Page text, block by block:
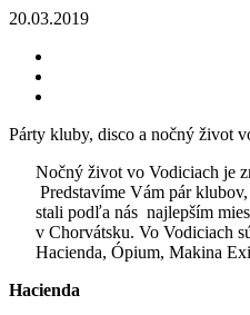
20.03.2019
Párty kluby, disco a nočný život
Nočný život vo Vodiciach je
Predstavíme Vám pár
stali podľa nás najlepším
v Chorvátsku. Vo Vodiciach
Hacienda, Ópium, Makina
Hacienda